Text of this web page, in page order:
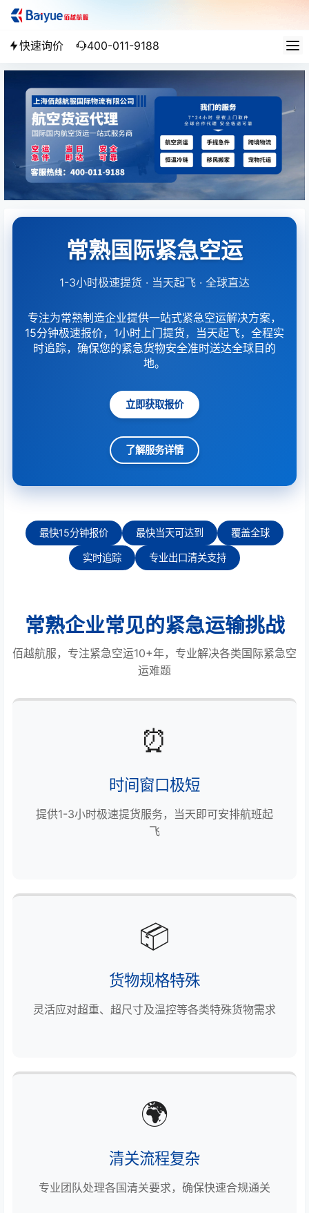
快速询价 400-011-9188
常熟国际紧急空运
1-3小时极速提货 · 当天起飞 · 全球直达
专注为常熟制造企业提供一站式紧急空运解决方案，
15分钟极速报价，1小时上门提货，当天起飞，全程实
时追踪，确保您的紧急货物安全准时送达全球目的
地。
立即获取报价
了解服务详情
最快15分钟报价 最快当天可达到 覆盖全球
实时追踪 专业出口清关支持
常熟企业常见的紧急运输挑战
佰越航服，专注紧急空运10+年，专业解决各类国际紧急空
运难题
⏰
时间窗口极短
提供1-3小时极速提货服务，当天即可安排航班起
飞
📦
货物规格特殊
灵活应对超重、超尺寸及温控等各类特殊货物需求
🌍
清关流程复杂
专业团队处理各国清关要求，确保快速合规通关